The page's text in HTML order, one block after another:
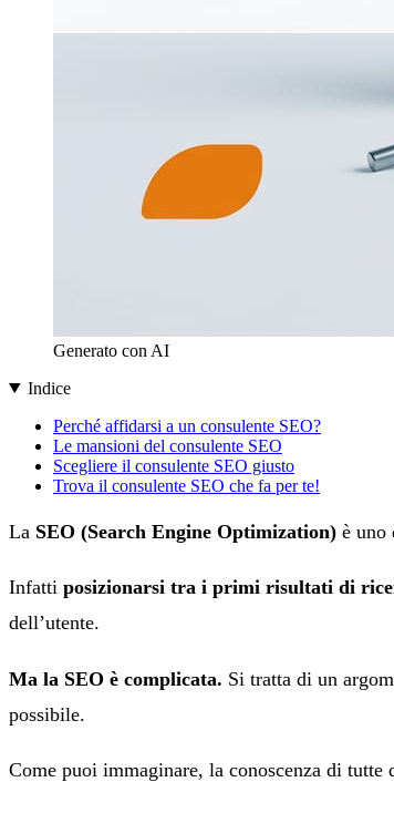
Generato con AI
Indice
Perché affidarsi a un consulente SEO?
Le mansioni del consulente SEO
Scegliere il consulente SEO giusto
Trova il consulente SEO che fa per te!
La SEO (Search Engine Optimization) è uno
Infatti posizionarsi tra i primi risultati di
dell’utente.
Ma la SEO è complicata. Si tratta di un
possibile.
Come puoi immaginare, la conoscenza di